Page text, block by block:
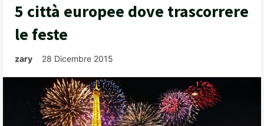
5 città europee dove trascorrere
le feste
zary 28 Dicembre 2015